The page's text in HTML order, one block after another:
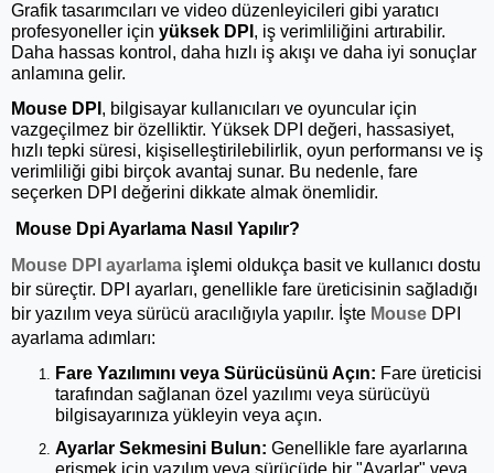
Grafik tasarımcıları ve video düzenleyicileri gibi yaratıcı
profesyoneller için yüksek DPI , iş verimliliğini artırabilir.
Daha hassas kontrol, daha hızlı iş akışı ve daha iyi sonuçlar
anlamına gelir.
Mouse DPI , bilgisayar kullanıcıları ve oyuncular için
vazgeçilmez bir özelliktir. Yüksek DPI değeri, hassasiyet,
hızlı tepki süresi, kişiselleştirilebilirlik, oyun performansı ve iş
verimliliği gibi birçok avantaj sunar. Bu nedenle, fare
seçerken DPI değerini dikkate almak önemlidir.
Mouse Dpi Ayarlama Nasıl Yapılır?
Mouse DPI ayarlama işlemi oldukça basit ve kullanıcı dostu
bir süreçtir. DPI ayarları, genellikle fare üreticisinin sağladığı
bir yazılım veya sürücü aracılığıyla yapılır. İşte Mouse DPI
ayarlama adımları:
Fare Yazılımını veya Sürücüsünü Açın: Fare üreticisi
tarafından sağlanan özel yazılımı veya sürücüyü
bilgisayarınıza yükleyin veya açın.
Ayarlar Sekmesini Bulun: Genellikle fare ayarlarına
erişmek için yazılım veya sürücüde bir "Ayarlar" veya